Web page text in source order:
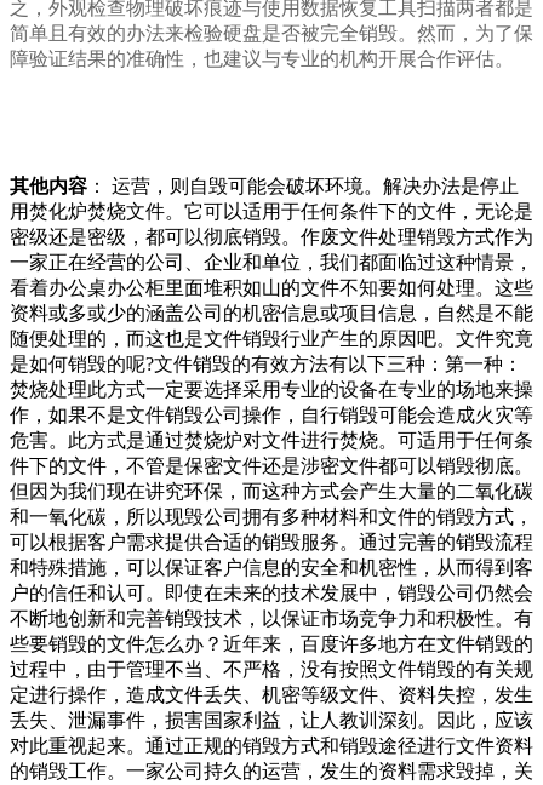
之，外观检查物理破坏痕迹与使用数据恢复工具扫描两者都是
简单且有效的办法来检验硬盘是否被完全销毁。然而，为了保
障验证结果的准确性，也建议与专业的机构开展合作评估。
其他内容 ： 运营，则自毁可能会破坏环境。解决办法是停止
用焚化炉焚烧文件。它可以适用于任何条件下的文件，无论是
密级还是密级，都可以彻底销毁。作废文件处理销毁方式作为
一家正在经营的公司、企业和单位，我们都面临过这种情景，
看着办公桌办公柜里面堆积如山的文件不知要如何处理。这些
资料或多或少的涵盖公司的机密信息或项目信息，自然是不能
随便处理的，而这也是文件销毁行业产生的原因吧。文件究竟
是如何销毁的呢?文件销毁的有效方法有以下三种：第一种：
焚烧处理此方式一定要选择采用专业的设备在专业的场地来操
作，如果不是文件销毁公司操作，自行销毁可能会造成火灾等
危害。此方式是通过焚烧炉对文件进行焚烧。可适用于任何条
件下的文件，不管是保密文件还是涉密文件都可以销毁彻底。
但因为我们现在讲究环保，而这种方式会产生大量的二氧化碳
和一氧化碳，所以现毁公司拥有多种材料和文件的销毁方式，
可以根据客户需求提供合适的销毁服务。通过完善的销毁流程
和特殊措施，可以保证客户信息的安全和机密性，从而得到客
户的信任和认可。即使在未来的技术发展中，销毁公司仍然会
不断地创新和完善销毁技术，以保证市场竞争力和积极性。有
些要销毁的文件怎么办？近年来，百度许多地方在文件销毁的
过程中，由于管理不当、不严格，没有按照文件销毁的有关规
定进行操作，造成文件丢失、机密等级文件、资料失控，发生
丢失、泄漏事件，损害国家利益，让人教训深刻。因此，应该
对此重视起来。通过正规的销毁方式和销毁途径进行文件资料
的销毁工作。一家公司持久的运营，发生的资料需求毁掉，关